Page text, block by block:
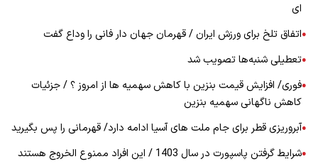
ای
●اتفاق تلخ برای ورزش ایران / قهرمان جهان دار فانی را وداع گفت
●تعطیلی شنبه‌ها تصویب شد
●فوری/ افزایش قیمت بنزین با کاهش سهمیه ها از امروز ؟ / جزئیات
کاهش ناگهانی سهمیه بنزین
●آبروریزی قطر برای جام ملت های آسیا ادامه دارد/ قهرمانی را پس بگیرید
●شرایط گرفتن پاسپورت در سال 1403 / این افراد ممنوع الخروج هستند